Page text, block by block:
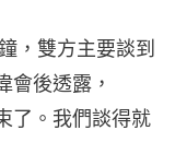
，雙方主要談到
會後透露，
了。我們談得就